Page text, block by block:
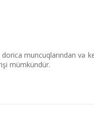
muncuqlarından və
mümkündür.